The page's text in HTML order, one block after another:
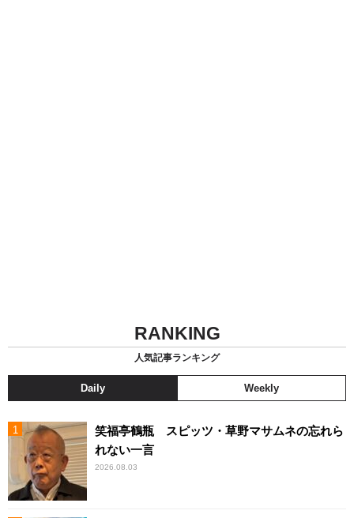
RANKING
人気記事ランキング
Daily Weekly
笑福亭鶴瓶 スピッツ・草野マサムネの忘れら
れない一言
2026.08.03